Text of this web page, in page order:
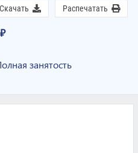
Скачать Распечатать
занятость